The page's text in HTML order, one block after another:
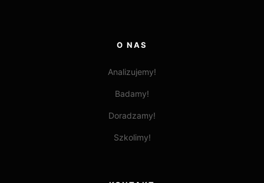
O NAS
Analizujemy!
Badamy!
Doradzamy!
Szkolimy!